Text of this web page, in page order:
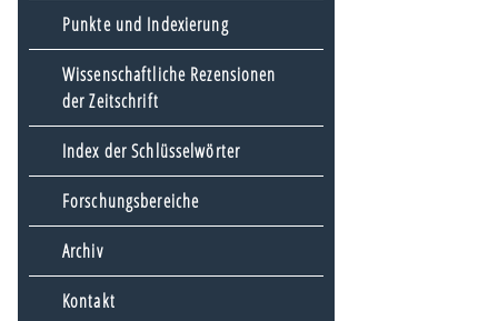
Punkte und Indexierung
Wissenschaftliche Rezensionen
der Zeitschrift
Index der Schlüsselwörter
Forschungsbereiche
Archiv
Kontakt